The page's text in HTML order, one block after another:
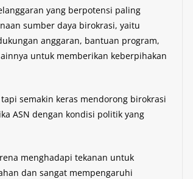
yang berpotensi paling
sumber daya birokrasi, yaitu
anggaran, bantuan program,
untuk memberikan keberpihakan
semakin keras mendorong birokrasi
ASN dengan kondisi politik yang
menghadapi tekanan untuk
dan sangat mempengaruhi